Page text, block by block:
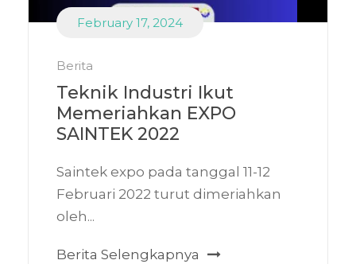
February 17, 2024
Berita
Teknik Industri Ikut
Memeriahkan EXPO
SAINTEK 2022
Saintek expo pada tanggal 11-12
Februari 2022 turut dimeriahkan
oleh...
Berita Selengkapnya